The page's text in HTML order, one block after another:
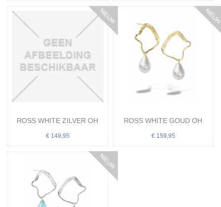
ROSS WHITE ZILVER OH
€ 149,95
ROSS WHITE GOUD OH
€ 159,95